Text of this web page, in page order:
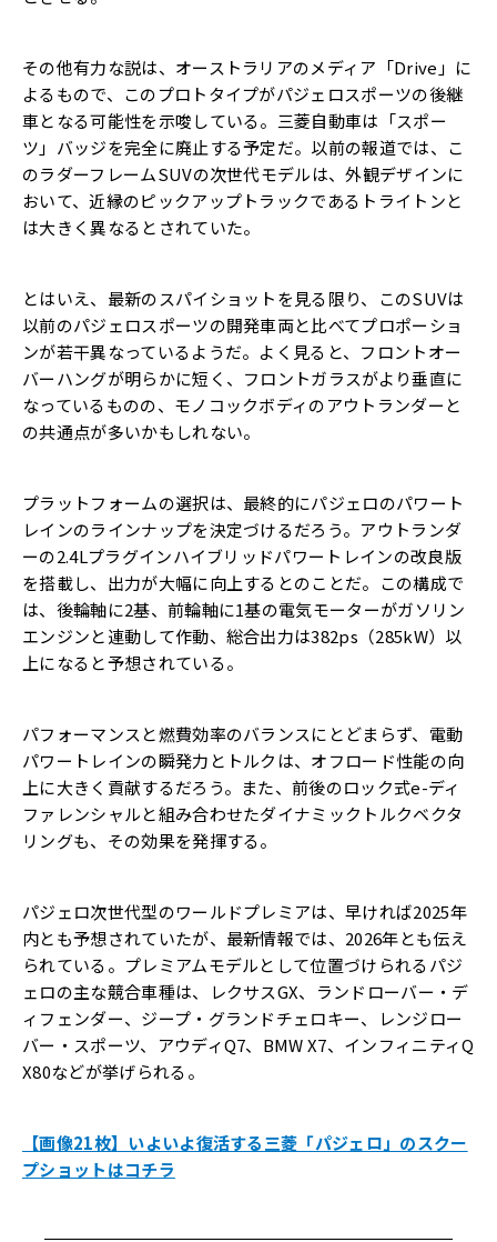
その他有力な説は、オーストラリアのメディア「Drive」に
よるもので、このプロトタイプがパジェロスポーツの後継
車となる可能性を示唆している。三菱自動車は「スポー
ツ」バッジを完全に廃止する予定だ。以前の報道では、こ
のラダーフレームSUVの次世代モデルは、外観デザインに
おいて、近縁のピックアップトラックであるトライトンと
は大きく異なるとされていた。
とはいえ、最新のスパイショットを見る限り、このSUVは
以前のパジェロスポーツの開発車両と比べてプロポーショ
ンが若干異なっているようだ。よく見ると、フロントオー
バーハングが明らかに短く、フロントガラスがより垂直に
なっているものの、モノコックボディのアウトランダーと
の共通点が多いかもしれない。
プラットフォームの選択は、最終的にパジェロのパワート
レインのラインナップを決定づけるだろう。アウトランダ
ーの2.4Lプラグインハイブリッドパワートレインの改良版
を搭載し、出力が大幅に向上するとのことだ。この構成で
は、後輪軸に2基、前輪軸に1基の電気モーターがガソリン
エンジンと連動して作動、総合出力は382ps（285kW）以
上になると予想されている。
パフォーマンスと燃費効率のバランスにとどまらず、電動
パワートレインの瞬発力とトルクは、オフロード性能の向
上に大きく貢献するだろう。また、前後のロック式e-ディ
ファレンシャルと組み合わせたダイナミックトルクベクタ
リングも、その効果を発揮する。
パジェロ次世代型のワールドプレミアは、早ければ2025年
内とも予想されていたが、最新情報では、2026年とも伝え
られている。プレミアムモデルとして位置づけられるパジ
ェロの主な競合車種は、レクサスGX、ランドローバー・デ
ィフェンダー、ジープ・グランドチェロキー、レンジロー
バー・スポーツ、アウディQ7、BMW X7、インフィニティQ
X80などが挙げられる。
【画像21枚】いよいよ復活する三菱「パジェロ」のスクー
プショットはコチラ